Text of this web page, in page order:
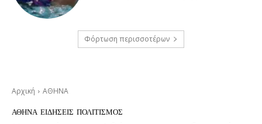
Φόρτωση περισσοτέρων